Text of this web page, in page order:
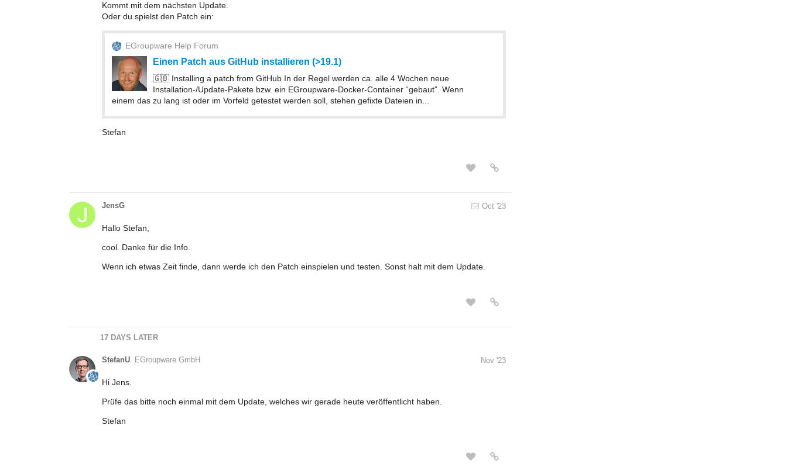
Kommt mit dem nächsten Update.
Oder du spielst den Patch ein:
EGroupware Help Forum
Einen Patch aus GitHub installieren (>19.1)
🇬🇧 Installing a patch from GitHub In der Regel werden ca. alle 4 Wochen neue
Installation-/Update-Pakete bzw. ein EGroupware-Docker-Container “gebaut”. Wenn
einem das zu lang ist oder im Vorfeld getestet werden soll, stehen gefixte Dateien in...
Stefan
JensG Oct '23
Hallo Stefan,
cool. Danke für die Info.
Wenn ich etwas Zeit finde, dann werde ich den Patch einspielen und testen. Sonst halt mit dem Update.
17 DAYS LATER
StefanU EGroupware GmbH Nov '23
Hi Jens.
Prüfe das bitte noch einmal mit dem Update, welches wir gerade heute veröffentlicht haben.
Stefan